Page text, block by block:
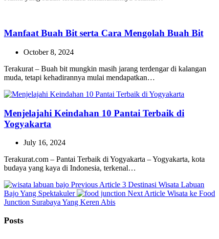
Manfaat Buah Bit serta Cara Mengolah Buah Bit
October 8, 2024
Terakurat – Buah bit mungkin masih jarang terdengar di kalangan
muda, tetapi kehadirannya mulai mendapatkan…
Menjelajahi Keindahan 10 Pantai Terbaik di
Yogyakarta
July 16, 2024
Terakurat.com – Pantai Terbaik di Yogyakarta – Yogyakarta, kota
budaya yang kaya di Indonesia, terkenal…
Previous Article Previous
Post:
3 Destinasi Wisata Labuan
Bajo Yang Spektakuler
Next Article Next
Wisata ke Food
Junction Surabaya Yang Keren Abis
Posts